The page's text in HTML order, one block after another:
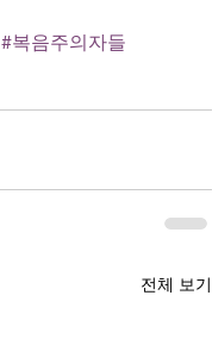
#복음주의자들
전체 보기